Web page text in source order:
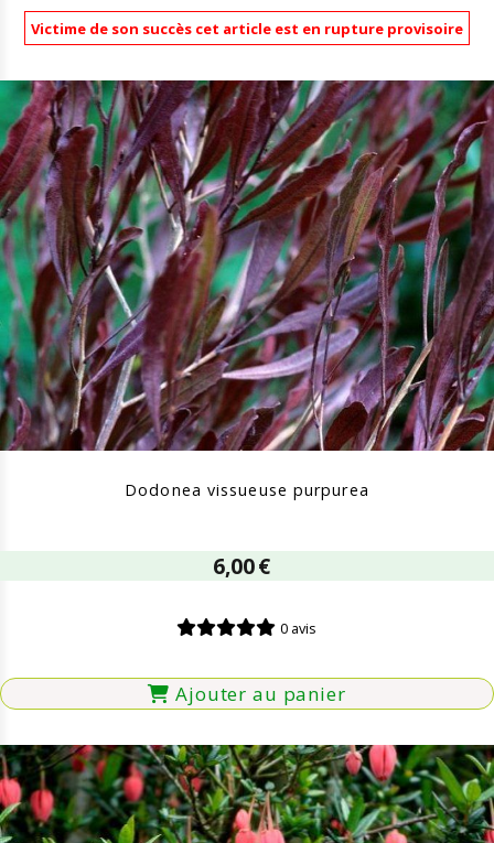
Victime de son succès cet article est en rupture provisoire
Dodonea vissueuse purpurea
6,00€
0 avis
Ajouter au panier